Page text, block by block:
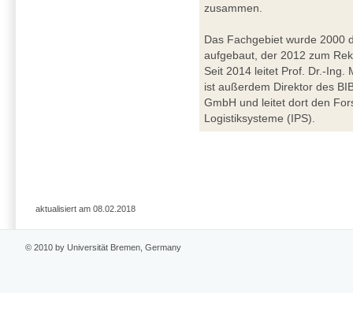
zusammen.
Das Fachgebiet wurde 2000
aufgebaut, der 2012 zum
Seit 2014 leitet Prof. Dr.-Ing.
ist außerdem Direktor des
GmbH und leitet dort den
Logistiksysteme (IPS).
aktualisiert am 08.02.2018
© 2010 by Universität Bremen, Germany